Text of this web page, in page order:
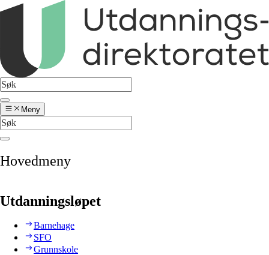
Meny
Hovedmeny
Utdanningsløpet
Barnehage
SFO
Grunnskole